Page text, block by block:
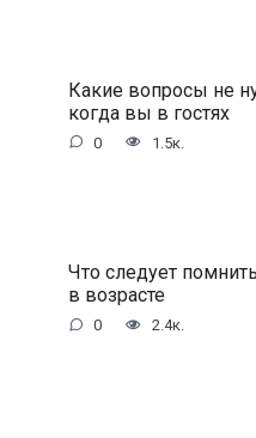
Какие вопросы не
когда вы в гостях
0 1.5к.
Что следует
в возрасте
0 2.4к.